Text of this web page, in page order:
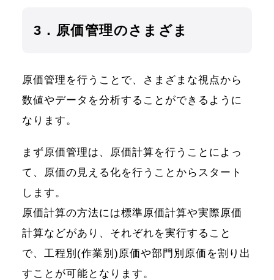
3．原価管理のさまざま
原価管理を行うことで、さまざまな視点から
数値やデータを分析することができるように
なります。
まず原価管理は、原価計算を行うことによっ
て、原価の見える化を行うことからスタート
します。
原価計算の方法には標準原価計算や実際原価
計算などがあり、それぞれを実行すること
で、工程別(作業別)原価や部門別原価を割り出
すことが可能となります。